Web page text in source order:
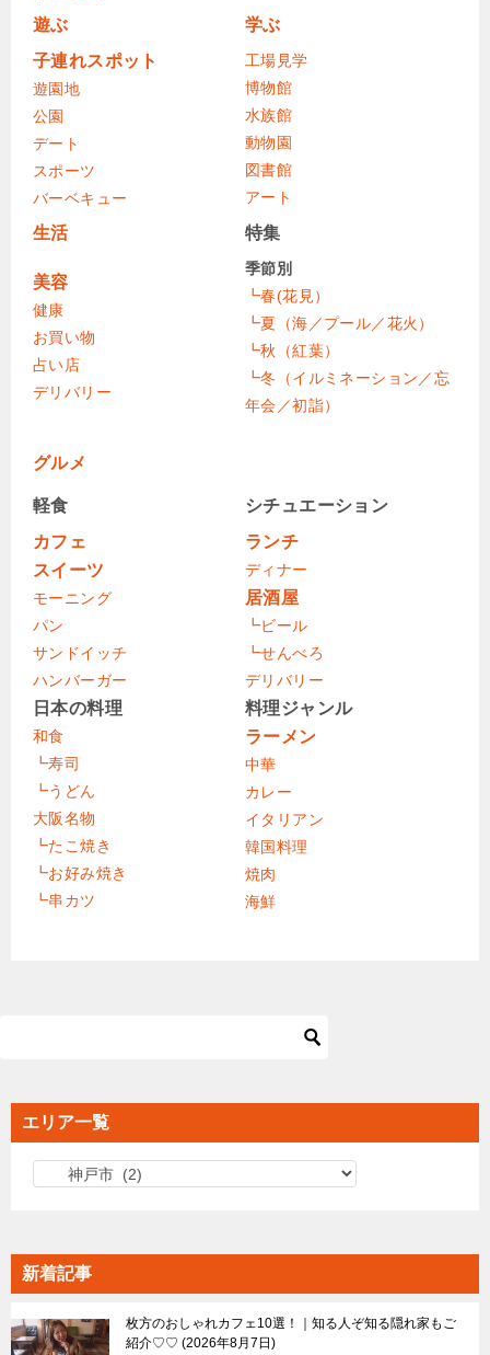
遊ぶ
学ぶ
子連れスポット
遊園地
公園
デート
スポーツ
バーベキュー
工場見学
博物館
水族館
動物園
図書館
アート
生活 特集
美容
健康
お買い物
占い店
デリバリー
季節別
┗春(花見）
┗夏（海／プール／花火）
┗秋（紅葉）
┗冬（イルミネーション／忘
年会／初詣）
グルメ
軽食
シチュエーション
カフェ
スイーツ
モーニング
パン
サンドイッチ
ハンバーガー
ランチ
ディナー
居酒屋
┗ビール
┗せんべろ
デリバリー
日本の料理 料理ジャンル
和食
┗寿司
┗うどん
大阪名物
┗たこ焼き
┗お好み焼き
┗串カツ
ラーメン
中華
カレー
イタリアン
韓国料理
焼肉
海鮮
エリア一覧
一
覧
新着記事
枚方のおしゃれカフェ10選！｜知る人ぞ知る隠れ家もご
紹介♡♡ 2026年8月7日